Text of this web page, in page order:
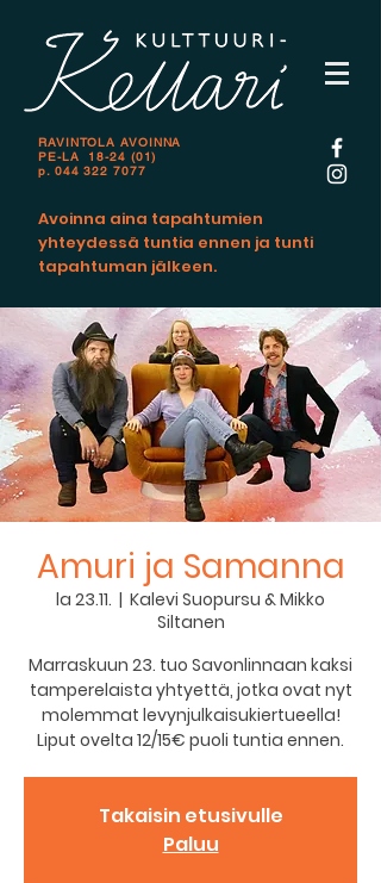
RAVINTOLA AVOINNA
PE-LA 18-24 (01)
p. 044 322 7077
Avoinna aina tapahtumien
yhteydessä tuntia ennen ja tunti
tapahtuman jälkeen.
Amuri ja Samanna
la 23.11.
  |
Kalevi Suopursu & Mikko
Siltanen
Marraskuun 23. tuo Savonlinnaan kaksi
tamperelaista yhtyettä, jotka ovat nyt
molemmat levynjulkaisukiertueella!
Liput ovelta 12/15€ puoli tuntia ennen.
Takaisin etusivulle
Paluu